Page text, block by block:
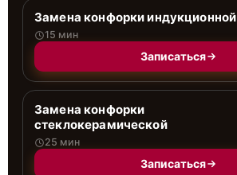
Замена конфорки индукционной
15 мин
Записаться
Замена конфорки
стеклокерамической
25 мин
Записаться